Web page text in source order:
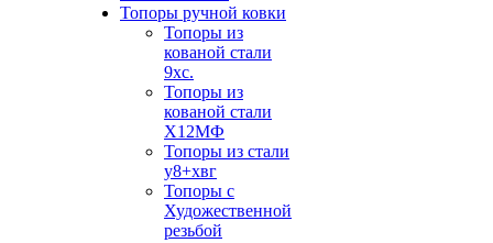
Топоры ручной ковки
Топоры из
кованой стали
9хс.
Топоры из
кованой стали
Х12МФ
Топоры из стали
у8+хвг
Топоры с
Художественной
резьбой